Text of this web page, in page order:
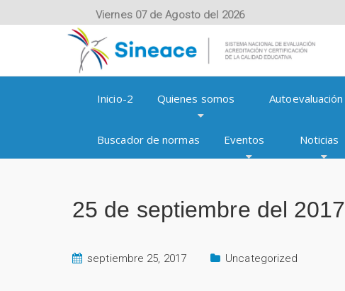
Viernes 07 de Agosto del 2026
Inicio-2 Quienes somos Autoevaluación
Buscador de normas Eventos Noticias
25 de septiembre del
septiembre 25, 2017 Uncategorized